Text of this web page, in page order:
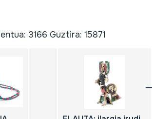
3166 Guztira: 15871